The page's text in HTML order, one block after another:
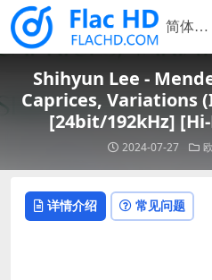
Shihyun Lee -
Caprices, Variations
[24bit/192kHz] [Hi-
2024-07-27
详情介绍 常见问题